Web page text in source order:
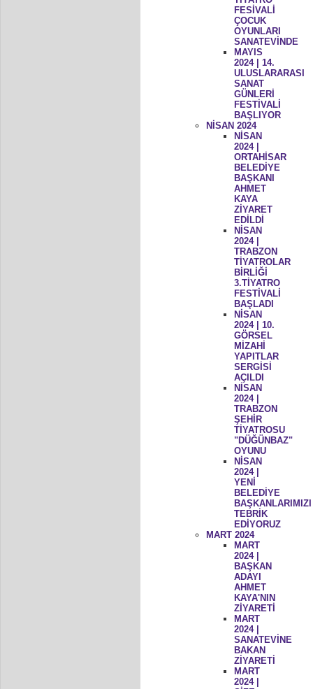
FESİVALİ
ÇOCUK
OYUNLARI
SANATEVİNDE
MAYIS
2024 | 14.
ULUSLARARASI
SANAT
GÜNLERİ
FESTİVALİ
BAŞLIYOR
NİSAN 2024
NİSAN
2024 |
ORTAHİSAR
BELEDİYE
BAŞKANI
AHMET
KAYA
ZİYARET
EDİLDİ
NİSAN
2024 |
TRABZON
TİYATROLAR
BİRLİĞİ
3.TİYATRO
FESTİVALİ
BAŞLADI
NİSAN
2024 | 10.
GÖRSEL
MİZAHİ
YAPITLAR
SERGİSİ
AÇILDI
NİSAN
2024 |
TRABZON
ŞEHİR
TİYATROSU
"DÜĞÜNBAZ"
OYUNU
NİSAN
2024 |
YENİ
BELEDİYE
BAŞKANLARIMIZI
TEBRİK
EDİYORUZ
MART 2024
MART
2024 |
BAŞKAN
ADAYI
AHMET
KAYA'NIN
ZİYARETİ
MART
2024 |
SANATEVİNE
BAKAN
ZİYARETİ
MART
2024 |